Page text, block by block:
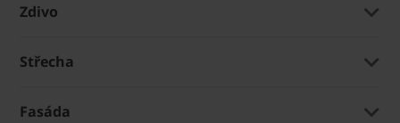
Zdivo
Střecha
Fasáda